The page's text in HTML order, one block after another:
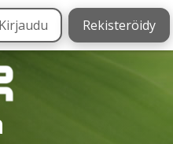
Kirjaudu Rekisteröidy